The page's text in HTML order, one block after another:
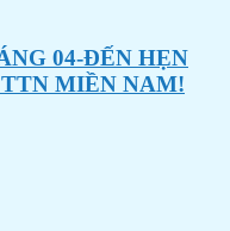
04-ĐẾN HẸN
MIỀN NAM!